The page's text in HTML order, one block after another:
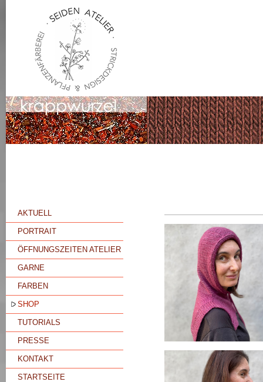
AKTUELL
PORTRAIT
ÖFFNUNGSZEITEN ATELIER
GARNE
FARBEN
SHOP
TUTORIALS
PRESSE
KONTAKT
STARTSEITE